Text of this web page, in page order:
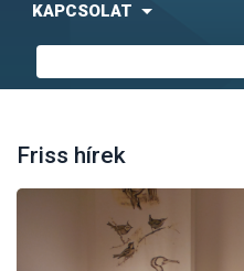
KAPCSOLAT
Friss hírek